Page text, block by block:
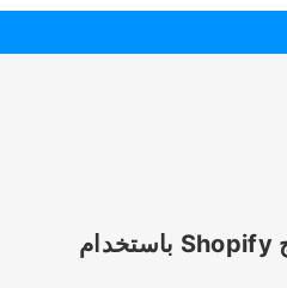
كيف يمكن للمسوقين إنشاء ومشاركة اختبار أو استبيان منتج Shopify باستخدام